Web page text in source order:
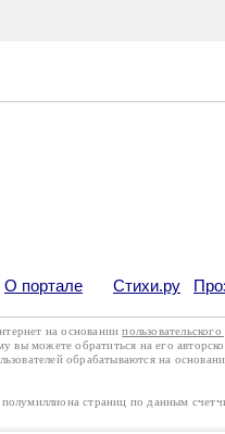
О портале Стихи.ру
на основании
вы можете обратиться на его
обрабатываются на
страниц по данным